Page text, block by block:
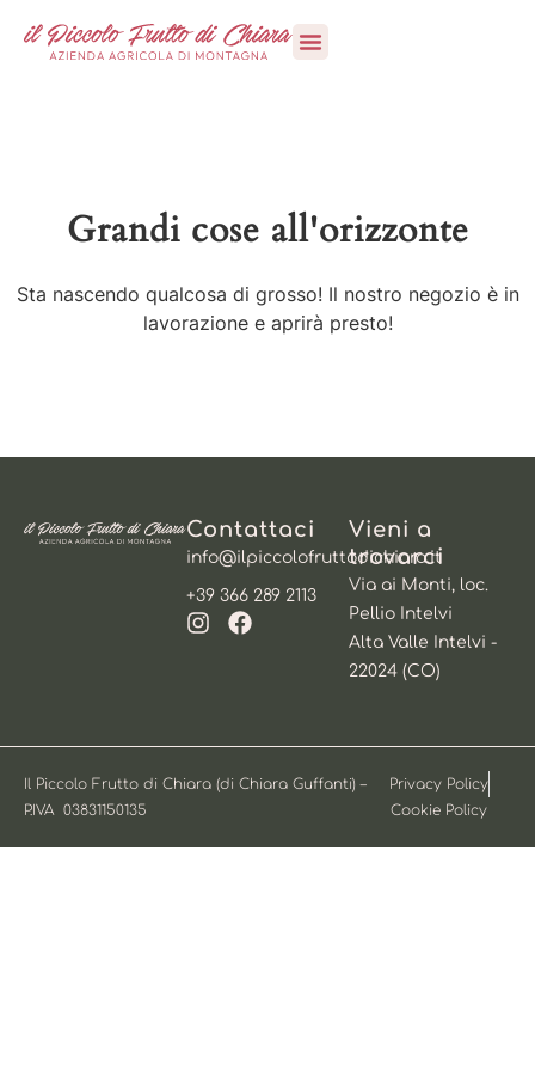
Grandi cose all'orizzonte
Sta nascendo qualcosa di grosso! Il nostro negozio è in
lavorazione e aprirà presto!
Contattaci
info@ilpiccolofruttodichiara.it
+39 366 289 2113
Vieni a
trovarci
Via ai Monti, loc.
Pellio Intelvi
Alta Valle Intelvi -
22024 (CO)
Il Piccolo Frutto di Chiara (di Chiara Guffanti) –
P.IVA 03831150135
Privacy Policy
Cookie Policy